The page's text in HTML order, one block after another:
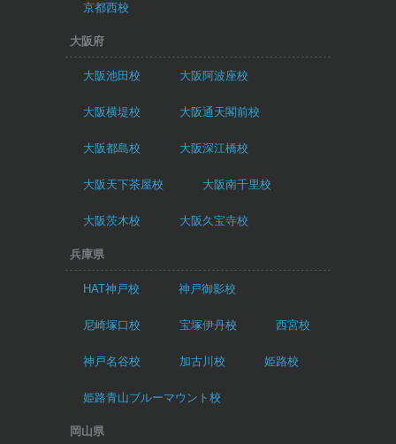
京都西校
大阪府
大阪池田校 大阪阿波座校
大阪横堤校 大阪通天閣前校
大阪都島校 大阪深江橋校
大阪天下茶屋校 大阪南千里校
大阪茨木校 大阪久宝寺校
兵庫県
HAT神戸校 神戸御影校
尼崎塚口校 宝塚伊丹校 西宮校
神戸名谷校 加古川校 姫路校
姫路青山ブルーマウント校
岡山県